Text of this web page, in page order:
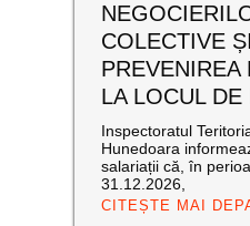
COLECTIVE ȘI
PREVENIREA
LA LOCUL DE
Inspectoratul
Hunedoara
salariații că, în
31.12.2026,
CITEȘTE MAI